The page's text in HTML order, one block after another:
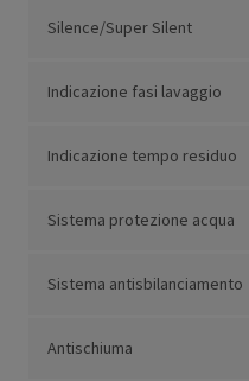
Silence/Super Silent
Indicazione fasi lavaggio
Indicazione tempo residuo
Sistema protezione acqua
Sistema antisbilanciamento
Antischiuma